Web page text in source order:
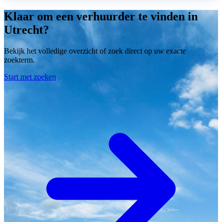
Klaar om een verhuurder te vinden in
Utrecht?
Bekijk het volledige overzicht of zoek direct op uw exacte
zoekterm.
Start met zoeken